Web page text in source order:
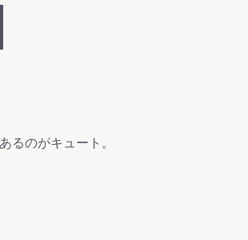
るのがキュート。